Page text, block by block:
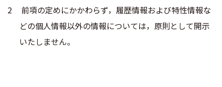
前項の定めにかかわらず，履歴情報および特性情報な
どの個人情報以外の情報については，原則として開示
いたしません。